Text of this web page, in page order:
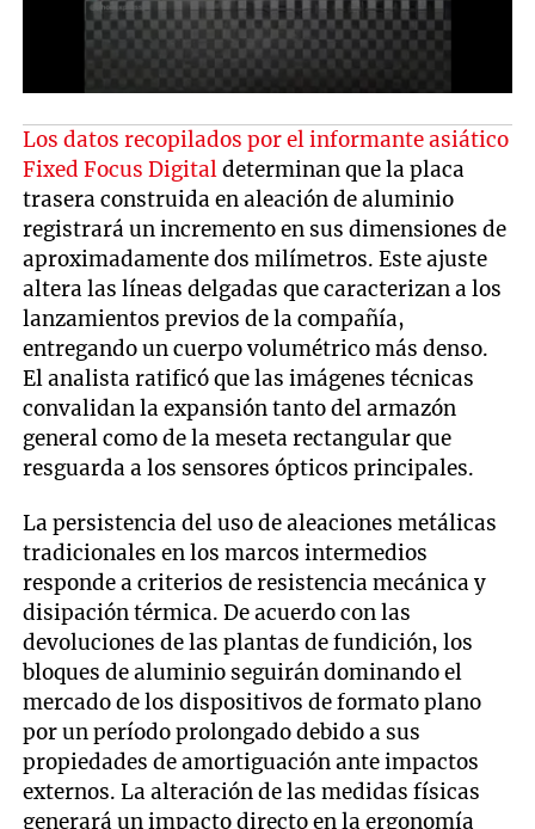
Los datos recopilados por el informante asiático
Fixed Focus Digitaldeterminan que la placa
trasera construida en aleación de aluminio
registrará un incremento en sus dimensiones de
aproximadamente dos milímetros. Este ajuste
altera las líneas delgadas que caracterizan a los
lanzamientos previos de la compañía,
entregando un cuerpo volumétrico más denso.
El analista ratificó que las imágenes técnicas
convalidan la expansión tanto del armazón
general como de la meseta rectangular que
resguarda a los sensores ópticos principales.
La persistencia del uso de aleaciones metálicas
tradicionales en los marcos intermedios
responde a criterios de resistencia mecánica y
disipación térmica. De acuerdo con las
devoluciones de las plantas de fundición, los
bloques de aluminio seguirán dominando el
mercado de los dispositivos de formato plano
por un período prolongado debido a sus
propiedades de amortiguación ante impactos
externos. La alteración de las medidas físicas
generará un impacto directo en la ergonomía